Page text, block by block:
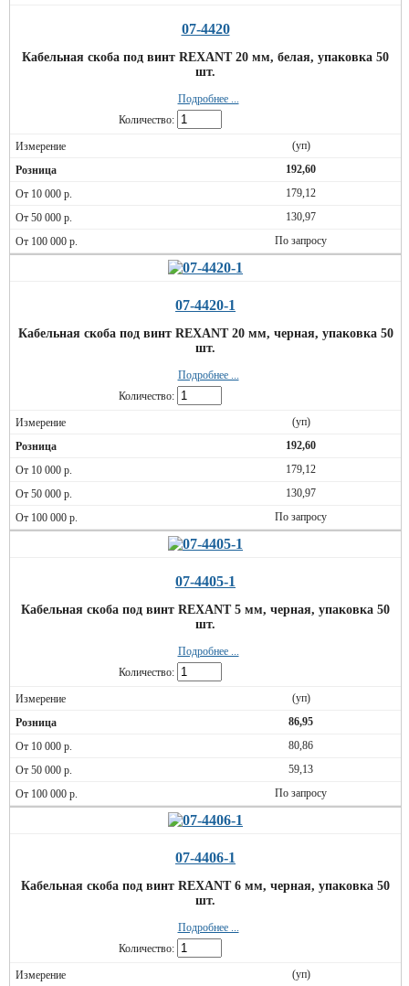
07-4420
Кабельная скоба под винт REXANT 20 мм, белая, упаковка 50
шт.
Подробнее ...
Количество:
(уп)
192,60
179,12
130,97
По запросу
07-4420-1
Кабельная скоба под винт REXANT 20 мм, черная, упаковка 50
шт.
Подробнее ...
Количество:
(уп)
192,60
179,12
130,97
По запросу
07-4405-1
Кабельная скоба под винт REXANT 5 мм, черная, упаковка 50
шт.
Подробнее ...
Количество:
(уп)
86,95
80,86
59,13
По запросу
07-4406-1
Кабельная скоба под винт REXANT 6 мм, черная, упаковка 50
шт.
Подробнее ...
Количество:
(уп)